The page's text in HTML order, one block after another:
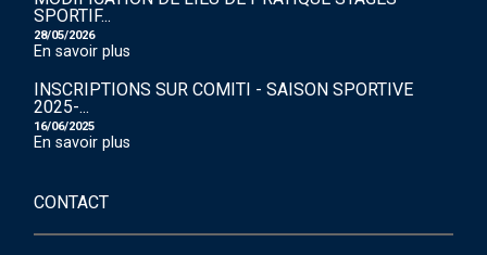
SPORTIF...
28/05/2026
En savoir plus
INSCRIPTIONS SUR COMITI - SAISON SPORTIVE
2025-...
16/06/2025
En savoir plus
CONTACT